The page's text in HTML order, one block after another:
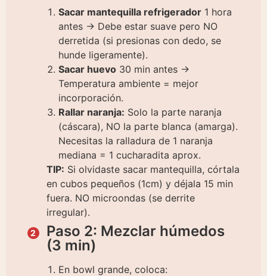
Sacar mantequilla refrigerador1 hora
antes → Debe estar suave pero NO
derretida (si presionas con dedo, se
hunde ligeramente).
Sacar huevo30 min antes →
Temperatura ambiente = mejor
incorporación.
Rallar naranja: Solo la parte naranja
(cáscara), NO la parte blanca (amarga).
Necesitas la ralladura de 1 naranja
mediana = 1 cucharadita aprox.
TIP: Si olvidaste sacar mantequilla, córtala
en cubos pequeños (1cm) y déjala 15 min
fuera. NO microondas (se derrite
irregular).
Paso 2: Mezclar húmedos
(3 min)
En bowl grande, coloca: